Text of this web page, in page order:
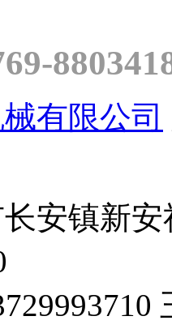
有限公司
安镇新